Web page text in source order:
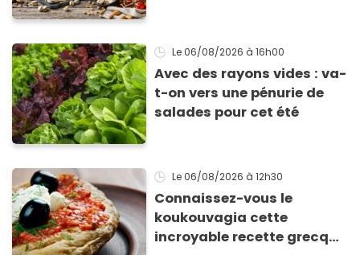
Le 06/08/2026 à 16h00
Avec des rayons vides : va-
t-on vers une pénurie de
salades pour cet été
Le 06/08/2026 à 12h30
Connaissez-vous le
koukouvagia cette
incroyable recette grecque